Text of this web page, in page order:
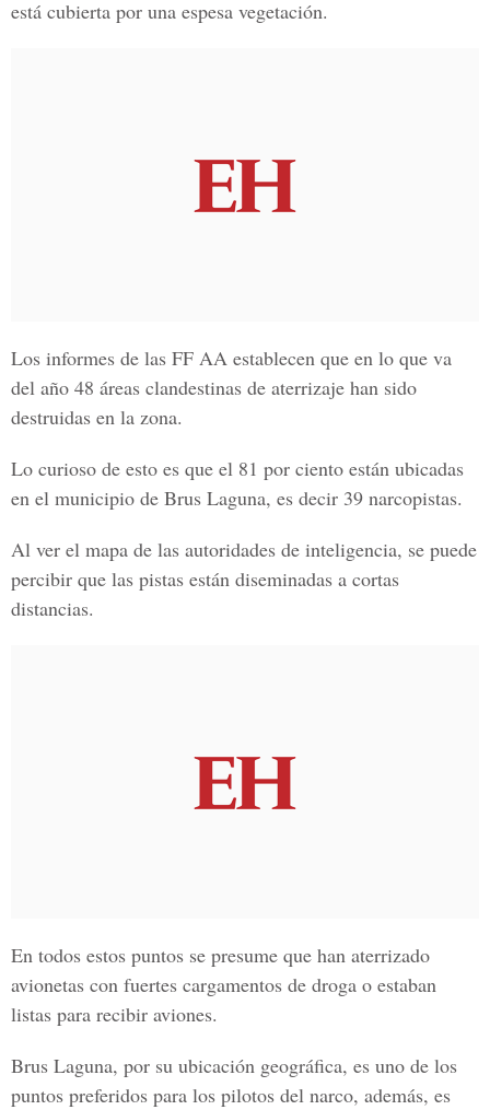
está cubierta por una espesa vegetación.
Los informes de las FF AA establecen que en lo que va
del año 48 áreas clandestinas de aterrizaje han sido
destruidas en la zona.
Lo curioso de esto es que el 81 por ciento están ubicadas
en el municipio de Brus Laguna, es decir 39 narcopistas.
Al ver el mapa de las autoridades de inteligencia, se puede
percibir que las pistas están diseminadas a cortas
distancias.
En todos estos puntos se presume que han aterrizado
avionetas con fuertes cargamentos de droga o estaban
listas para recibir aviones.
Brus Laguna, por su ubicación geográfica, es uno de los
puntos preferidos para los pilotos del narco, además, es